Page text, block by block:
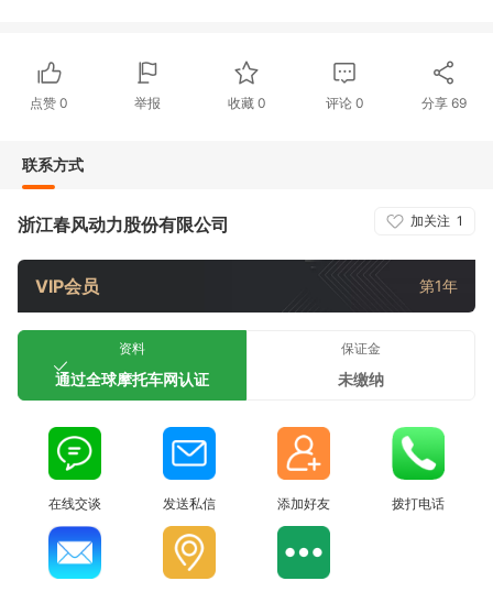
点赞0 举报 收藏 0 评论0 分享 69
联系方式
加关注 1
浙江春风动力股份有限公司
VIP会员 第1年
资料
通过全球摩托车网认证
保证金
未缴纳
在线交谈 发送私信 添加好友 拨打电话